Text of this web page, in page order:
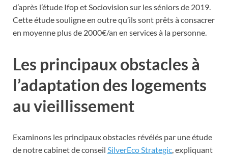
d’après l’étude Ifop et Sociovision sur les séniors de 2019.
Cette étude souligne en outre qu’ils sont prêts à consacrer
en moyenne plus de 2000€/an en services à la personne.
Les principaux obstacles à
l’adaptation des logements
au vieillissement
Examinons les principaux obstacles révélés par une étude
de notre cabinet de conseil SilverEco Strategic, expliquant